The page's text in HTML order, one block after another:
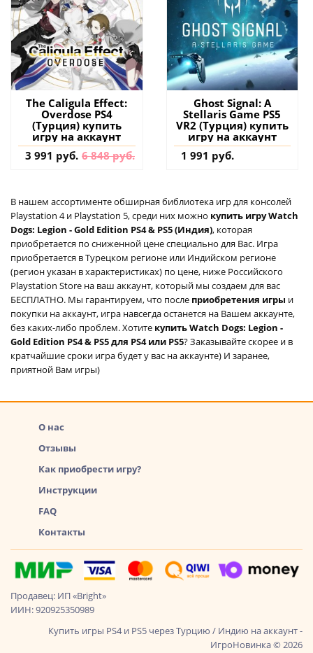
The Caligula Effect:
Overdose PS4
(Турция) купить
игру на аккаунт
3 991 руб. 6 848 руб.
Ghost Signal: A
Stellaris Game PS5
VR2 (Турция) купить
игру на аккаунт
1 991 руб.
В нашем ассортименте обширная библиотека игр для консолей
Playstation 4 и Playstation 5, среди них можно купить игру Watch
Dogs: Legion - Gold Edition PS4 & PS5 (Индия), которая
приобретается по сниженной цене специально для Вас. Игра
приобретается в Турецком регионе или Индийском регионе
(регион указан в характеристиках) по цене, ниже Российского
Playstation Store на ваш аккаунт, который мы создаем для вас
БЕСПЛАТНО. Мы гарантируем, что после приобретения игры и
покупки на аккаунт, игра навсегда останется на Вашем аккаунте,
без каких-либо проблем. Хотите купить Watch Dogs: Legion -
Gold Edition PS4 & PS5 для PS4 или PS5? Заказывайте скорее и в
кратчайшие сроки игра будет у вас на аккаунте) И заранее,
приятной Вам игры)
О нас
Отзывы
Как приобрести игру?
Инструкции
FAQ
Контакты
Продавец: ИП «Bright»
ИИН: 920925350989
Купить игры PS4 и PS5 через Турцию / Индию на аккаунт -
ИгроНовинка © 2026